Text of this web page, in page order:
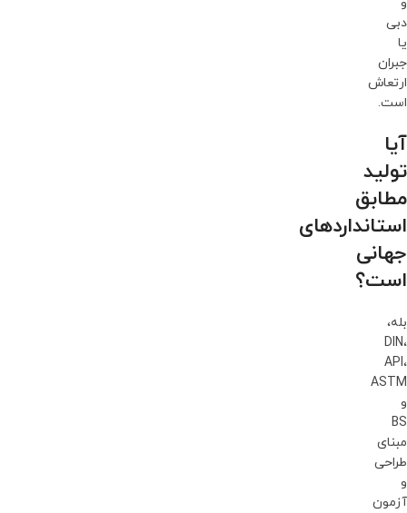
دبی
یا
جبران
ارتعاش
است.
آیا
تولید
مطابق
استانداردهای
جهانی
است؟
بله،
DIN،
API،
ASTM
و
BS
مبنای
طراحی
و
آزمون